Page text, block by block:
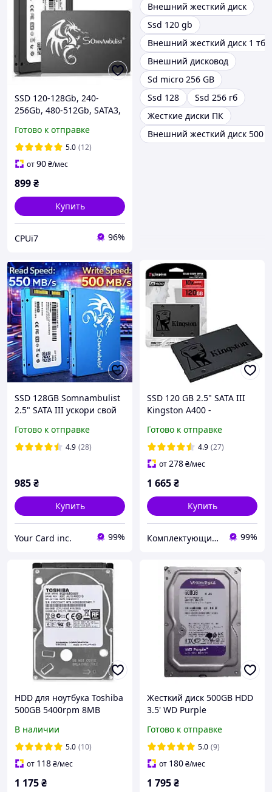
SSD 120-128Gb, 240-
256Gb, 480-512Gb, SATA3,
твердотельные
накопители
Готово к отправке
5.0 (12)
от90₴/мес
899₴
Купить
CPUi7 96%
Внешний жесткий диск
Ssd 120 gb
Внешний жесткий диск 1 тб
Внешний дисковод
Sd micro 256 GB
Ssd 128
Ssd 256 гб
Жесткие диски ПК
Внешний жесткий диск 500
SSD 128GB Somnambulist
2.5" SATA III ускори свой
старт системы
Готово к отправке
4.9 (28)
985₴
Купить
Your Card inc. 99%
SSD 120 GB 2.5" SATA III
Kingston A400 -
накопительный (жесткий)
диск SA400S37/120G
(770001214)
Готово к отправке
4.9 (27)
от278₴/мес
1 665₴
Купить
Комплектующие для компьютерной техники 2400 99%
HDD для ноутбука Toshiba
500GB 5400rpm 8MB
В наличии
5.0 (10)
от 118₴/мес
1 175₴
Жесткий диск 500GB HDD
3.5' WD Purple
Готово к отправке
5.0 (9)
от 180₴/мес
1 795₴